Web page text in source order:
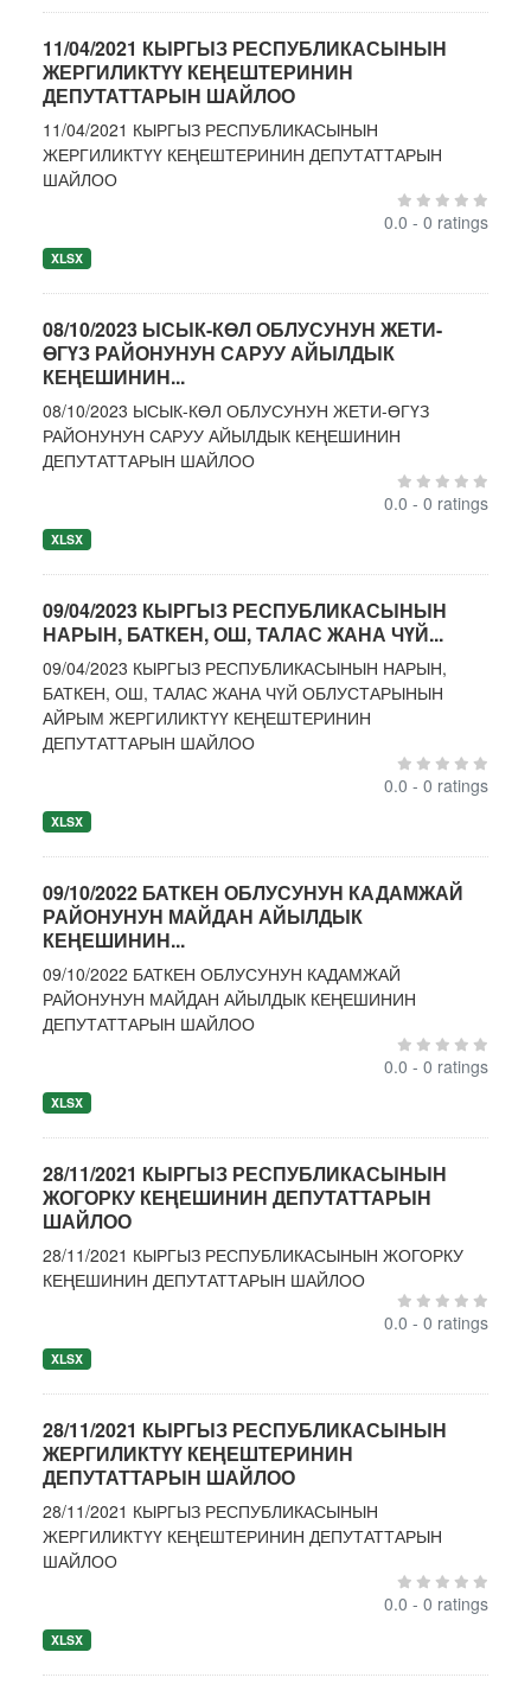
11/04/2021 КЫРГЫЗ РЕСПУБЛИКАСЫНЫН
ЖЕРГИЛИКТҮҮ КЕҢЕШТЕРИНИН
ДЕПУТАТТАРЫН ШАЙЛОО
11/04/2021 КЫРГЫЗ РЕСПУБЛИКАСЫНЫН
ЖЕРГИЛИКТҮҮ КЕҢЕШТЕРИНИН ДЕПУТАТТАРЫН
ШАЙЛОО
0.0 - 0 ratings
XLSX
08/10/2023 ЫСЫК-КӨЛ ОБЛУСУНУН ЖЕТИ-
ӨГҮЗ РАЙОНУНУН САРУУ АЙЫЛДЫК
КЕҢЕШИНИН...
08/10/2023 ЫСЫК-КӨЛ ОБЛУСУНУН ЖЕТИ-ӨГҮЗ
РАЙОНУНУН САРУУ АЙЫЛДЫК КЕҢЕШИНИН
ДЕПУТАТТАРЫН ШАЙЛОО
0.0 - 0 ratings
XLSX
09/04/2023 КЫРГЫЗ РЕСПУБЛИКАСЫНЫН
НАРЫН, БАТКЕН, ОШ, ТАЛАС ЖАНА ЧҮЙ...
09/04/2023 КЫРГЫЗ РЕСПУБЛИКАСЫНЫН НАРЫН,
БАТКЕН, ОШ, ТАЛАС ЖАНА ЧҮЙ ОБЛУСТАРЫНЫН
АЙРЫМ ЖЕРГИЛИКТҮҮ КЕҢЕШТЕРИНИН
ДЕПУТАТТАРЫН ШАЙЛОО
0.0 - 0 ratings
XLSX
09/10/2022 БАТКЕН ОБЛУСУНУН КАДАМЖАЙ
РАЙОНУНУН МАЙДАН АЙЫЛДЫК
КЕҢЕШИНИН...
09/10/2022 БАТКЕН ОБЛУСУНУН КАДАМЖАЙ
РАЙОНУНУН МАЙДАН АЙЫЛДЫК КЕҢЕШИНИН
ДЕПУТАТТАРЫН ШАЙЛОО
0.0 - 0 ratings
XLSX
28/11/2021 КЫРГЫЗ РЕСПУБЛИКАСЫНЫН
ЖОГОРКУ КЕҢЕШИНИН ДЕПУТАТТАРЫН
ШАЙЛОО
28/11/2021 КЫРГЫЗ РЕСПУБЛИКАСЫНЫН ЖОГОРКУ
КЕҢЕШИНИН ДЕПУТАТТАРЫН ШАЙЛОО
0.0 - 0 ratings
XLSX
28/11/2021 КЫРГЫЗ РЕСПУБЛИКАСЫНЫН
ЖЕРГИЛИКТҮҮ КЕҢЕШТЕРИНИН
ДЕПУТАТТАРЫН ШАЙЛОО
28/11/2021 КЫРГЫЗ РЕСПУБЛИКАСЫНЫН
ЖЕРГИЛИКТҮҮ КЕҢЕШТЕРИНИН ДЕПУТАТТАРЫН
ШАЙЛОО
0.0 - 0 ratings
XLSX